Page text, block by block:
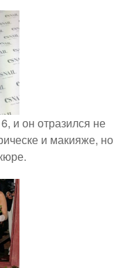
и он отразился не
и макияже, но